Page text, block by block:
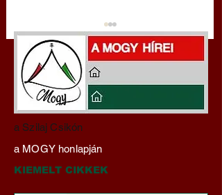
Darai Lajos:
Naplóbölcsességeim
(2023)
a Szilaj Csikón
a MOGY honlapján
KIEMELT CIKKEK